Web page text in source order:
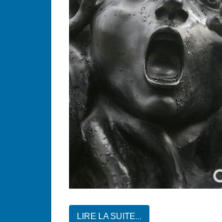
LIRE LA SUITE...